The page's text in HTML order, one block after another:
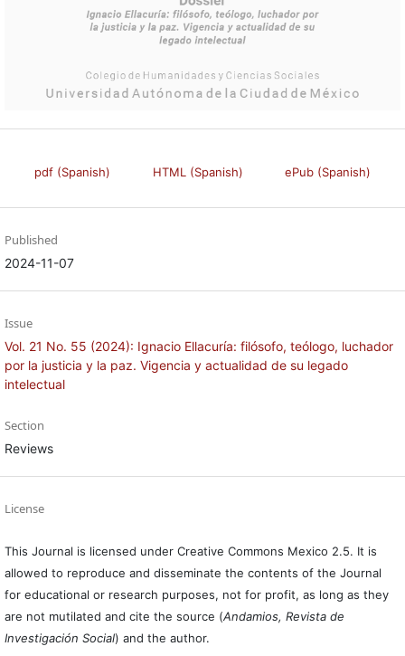
pdf (Spanish) HTML (Spanish) ePub (Spanish)
Published
2024-11-07
Issue
Vol. 21 No. 55 (2024): Ignacio Ellacuría: filósofo, teólogo, luchador
por la justicia y la paz. Vigencia y actualidad de su legado
intelectual
Section
Reviews
License
This Journal is licensed under Creative Commons Mexico 2.5. It is
allowed to reproduce and disseminate the contents of the Journal
for educational or research purposes, not for profit, as long as they
are not mutilated and cite the source (Andamios, Revista de
Investigación Social) and the author.